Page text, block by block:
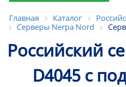
Главная Каталог
Серверы Nerpa Nord
Российский
D4045 с